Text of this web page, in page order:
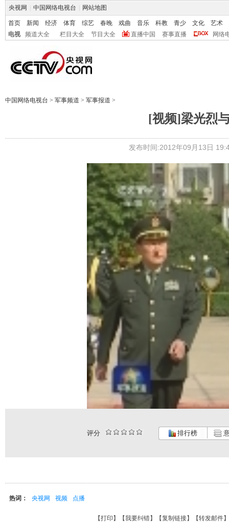
央视网 中国网络电视台 网站地图
首页 新闻 经济 体育 综艺 春晚 戏曲 音乐 科教 青少 文化
艺术
电视
频道大全 栏目大全 节目大全 直播中国 赛事直播 网络
中国网络电视台 > 军事频道 > 军事报道 >
[视频]梁光烈
发布时间:2012年09月13日
评分 排行榜
热词： 央视网 视频 点播
【打印 】【我要纠错】【复制链接】【转发邮件